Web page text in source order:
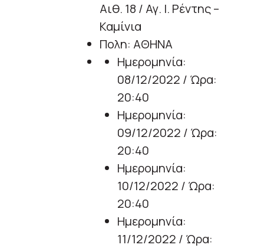
Αιθ. 18 / Αγ. Ι. Ρέντης –
Καμίνια
Πολη: ΑΘΗΝΑ
Ημερομηνία:
08/12/2022 / Ώρα:
20:40
Ημερομηνία:
09/12/2022 / Ώρα:
20:40
Ημερομηνία:
10/12/2022 / Ώρα:
20:40
Ημερομηνία:
11/12/2022 / Ώρα: